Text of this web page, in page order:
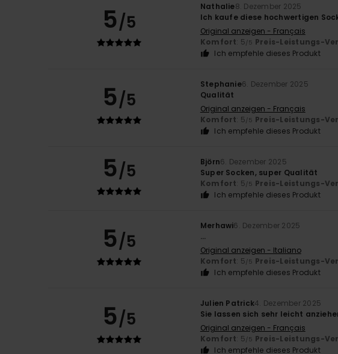
5/5
Nathalie8. Dezember 2025
Ich kaufe diese hochwertigen
Original anzeigen - Français
Komfort: 5/5 Preis-Leistungs-
Ich empfehle dieses Produkt
5/5
Stephanie6. Dezember 2025
Qualität
Original anzeigen - Français
Komfort: 5/5 Preis-Leistungs-
Ich empfehle dieses Produkt
5/5 Björn6. Dezember 2025
Super Socken, super Qualität
Komfort: 5/5 Preis-Leistungs-
Ich empfehle dieses Produkt
5/5
Merhawi6. Dezember 2025
...
Original anzeigen - Italiano
Komfort: 5/5 Preis-Leistungs-
Ich empfehle dieses Produkt
5/5
Julien Patrick4. Dezember 2025
Sie lassen sich sehr leicht
Original anzeigen - Français
Komfort: 5/5 Preis-Leistungs-
Ich empfehle dieses Produkt